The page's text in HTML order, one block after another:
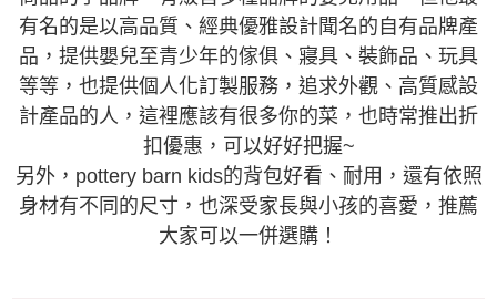
有名的是以高品質、經典優雅設計聞名的自有品牌產
品，提供嬰兒至青少年的傢俱、寢具、裝飾品、玩具
等等，也提供個人化訂製服務，追求外觀、高質感設
計產品的人，這裡應該有很多你的菜，也時常推出折
扣優惠，可以好好把握~
另外，pottery barn kids的背包好看、耐用，還有依照
身材有不同的尺寸，也深受家長與小孩的喜愛，推薦
大家可以一併選購！